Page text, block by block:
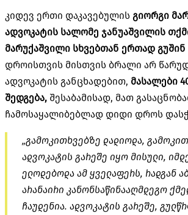
კიდევ ერთი დაკავებულის გიორგი
ადვოკატის სალომე ჯანუაშვილის
მარუქაშვილი სხვებთან ერთად გუშინ
დროისთვის მისთვის ბრალი არ
ადვოკატის განცხადებით, მასალები
შედგება, შესაბამისად, მათ
ჩამოსაყალიბებლად დიდი დროს
„გამოკითხვებზე დადიოდა,
ადვოკატის გარეშე იყო მისული,
ელოდებოდა ამ ყველაფერს, რადგან
არანაირი კანონსაწინააღმდეგო
ჩაუდენია. ადვოკატის გარეშე,